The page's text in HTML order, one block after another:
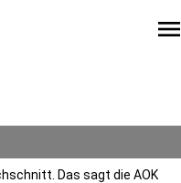
menu
Das sagt die AOK